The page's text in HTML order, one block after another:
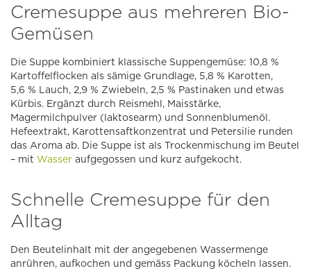
Cremesuppe aus mehreren Bio-
Gemüsen
Die Suppe kombiniert klassische Suppengemüse: 10,8 %
Kartoffelflocken als sämige Grundlage, 5,8 % Karotten,
5,6 % Lauch, 2,9 % Zwiebeln, 2,5 % Pastinaken und etwas
Kürbis. Ergänzt durch Reismehl, Maisstärke,
Magermilchpulver (laktosearm) und Sonnenblumenöl.
Hefeextrakt, Karottensaftkonzentrat und Petersilie runden
das Aroma ab. Die Suppe ist als Trockenmischung im Beutel
– mit Wasser aufgegossen und kurz aufgekocht.
Schnelle Cremesuppe für den
Alltag
Den Beutelinhalt mit der angegebenen Wassermenge
anrühren, aufkochen und gemäss Packung köcheln lassen.